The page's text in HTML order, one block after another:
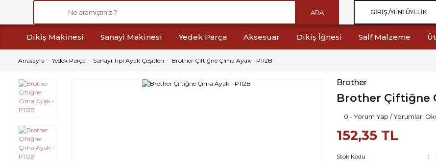
ARA GIRIŞ /YENI ÜYELIK
Dikiş Makinesi Sanayi Makinesi Yedek Parça Aksesuar Dikiş İğnesi Salf Malzeme
Anasayfa Yedek Parça Sanayi Tipi Ayak Çeşitleri Brother Çiftiğne Çima Ayak - P112B
Brother
Brother Çiftiğne
0 - Yorum Yap / Yorumları
152,35 TL
Stok Kodu